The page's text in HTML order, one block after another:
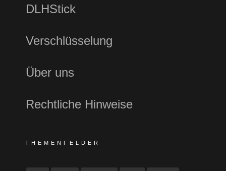
DLHStick
Verschlüsselung
Über uns
Rechtliche Hinweise
THEMENFELDER